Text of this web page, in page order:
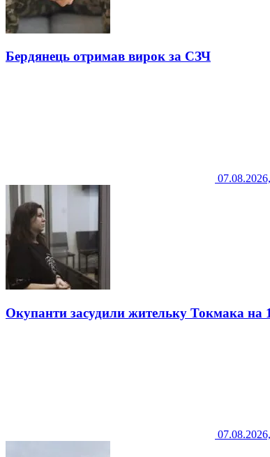
Бердянець отримав вирок за СЗЧ
Окупанти засудили жительку Токмака на